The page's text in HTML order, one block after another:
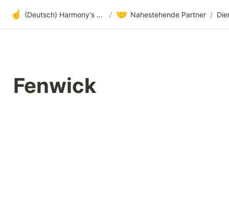
☝️ (Deutsch) Harmony's offene Entwicklung / 🤝 Nahestehende Partner /
Fenwick